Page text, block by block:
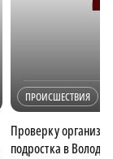
ПРОИСШЕСТВИЯ
Проверку
подростка в